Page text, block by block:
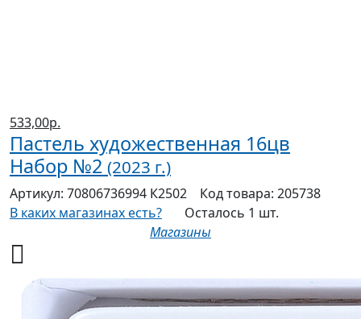
533,00р.
Пастель художественная 16цв
Набор №2 (2023 г.)
Артикул: 70806736994 К2502 Код товара: 205738
В каких магазинах есть?
Осталось 1 шт.
Магазины